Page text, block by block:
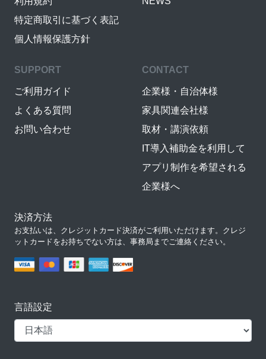
特定商取引に基づく表記
個人情報保護方針
SUPPORT
ご利用ガイド
よくある質問
お問い合わせ
CONTACT
企業様・自治体様
家具関連会社様
取材・講演依頼
IT導入補助金を利用して
アプリ制作を希望される
企業様へ
決済方法
お支払いは、クレジットカード決済がご利用いただけます。クレジ
ットカードをお持ちでない方は、事務局までご連絡ください。
言語設定